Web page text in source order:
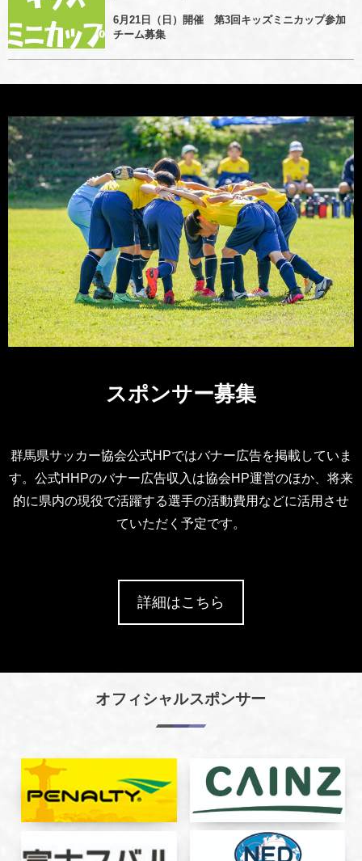
6月21日（日）開催 第3回キッズミニカップ参加
チーム募集
スポンサー募集
群馬県サッカー協会公式HPではバナー広告を掲載していま
す。公式HHPのバナー広告収入は協会HP運営のほか、将来
的に県内の現役で活躍する選手の活動費用などに活用させ
ていただく予定です。
詳細はこちら
オフィシャルスポンサー